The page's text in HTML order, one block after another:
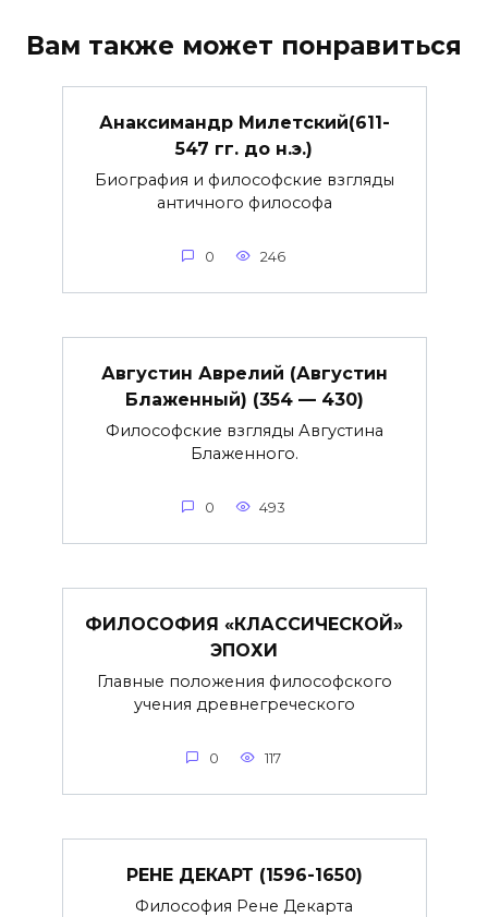
Вам также может понравиться
Анаксимандр Милетский(611-
547 гг. до н.э.)
Биография и философские взгляды
античного философа
0 246
Августин Аврелий (Августин
Блаженный) (354 — 430)
Философские взгляды Августина
Блаженного.
0 493
ФИЛОСОФИЯ «КЛАССИЧЕСКОЙ»
ЭПОХИ
Главные положения философского
учения древнегреческого
0 117
РЕНЕ ДЕКАРТ (1596-1650)
Философия Рене Декарта